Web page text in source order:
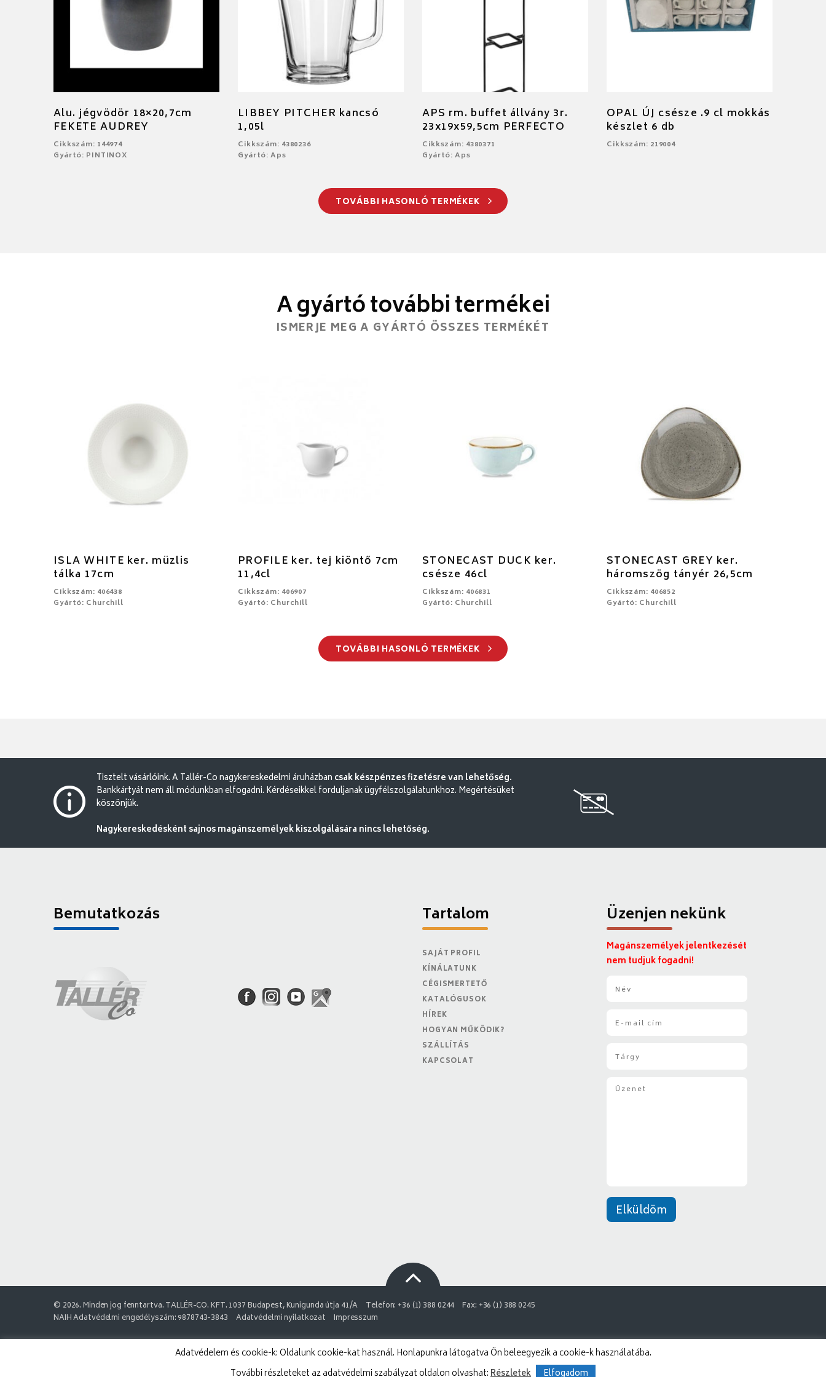
Alu. jégvödör 18×20,7cm
FEKETE AUDREY
Cikkszám: 144974
Gyártó: PINTINOX
LIBBEY PITCHER kancsó
1,05l
Cikkszám: 4380236
Gyártó: Aps
APS rm. buffet állvány 3r.
23x19x59,5cm PERFECTO
Cikkszám: 4380371
Gyártó: Aps
OPAL ÚJ csésze .9 cl mokkás
készlet 6 db
Cikkszám: 219004
TOVÁBBI HASONLÓ TERMÉKEK
A gyártó további termékei
ISMERJE MEG A GYÁRTÓ ÖSSZES TERMÉKÉT
ISLA WHITE ker. müzlis
tálka 17cm
Cikkszám: 406438
Gyártó: Churchill
PROFILE ker. tej kiöntő 7cm
11,4cl
Cikkszám: 406907
Gyártó: Churchill
STONECAST DUCK ker.
csésze 46cl
Cikkszám: 406831
Gyártó: Churchill
STONECAST GREY ker.
háromszög tányér 26,5cm
Cikkszám: 406852
Gyártó: Churchill
TOVÁBBI HASONLÓ TERMÉKEK
Tisztelt vásárlóink. A Tallér-Co nagykereskedelmi áruházban csak készpénzes fizetésre van lehetőség.
Bankkártyát nem áll módunkban elfogadni. Kérdéseikkel forduljanak ügyfélszolgálatunkhoz. Megértésüket
köszönjük.
Nagykereskedésként sajnos magánszemélyek kiszolgálására nincs lehetőség.
Bemutatkozás Tartalom
SAJÁT PROFIL
KÍNÁLATUNK
CÉGISMERTETŐ
KATALÓGUSOK
HÍREK
HOGYAN MŰKÖDIK?
SZÁLLÍTÁS
KAPCSOLAT
Üzenjen nekünk
Magánszemélyek jelentkezését
nem tudjuk fogadni!
Elküldöm
© 2026. Minden jog fenntartva. TALLÉR-CO. KFT. 1037 Budapest, Kunigunda útja 41/A Telefon: +36 (1) 388 0244
Fax: +36 (1) 388 0245
NAIH Adatvédelmi engedélyszám: 9878743-3843
Adatvédelmi nyilatkozat Impresszum
Adatvédelem és cookie-k: Oldalunk cookie-kat használ. Honlapunkra látogatva Ön beleegyezik a cookie-k használatába.
További részleteket az adatvédelmi szabályzat oldalon olvashat:Részletek